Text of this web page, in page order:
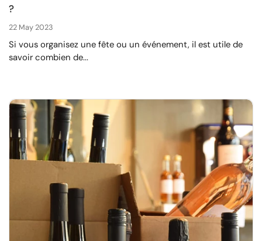
?
22 May 2023
Si vous organisez une fête ou un événement, il est utile de
savoir combien de...